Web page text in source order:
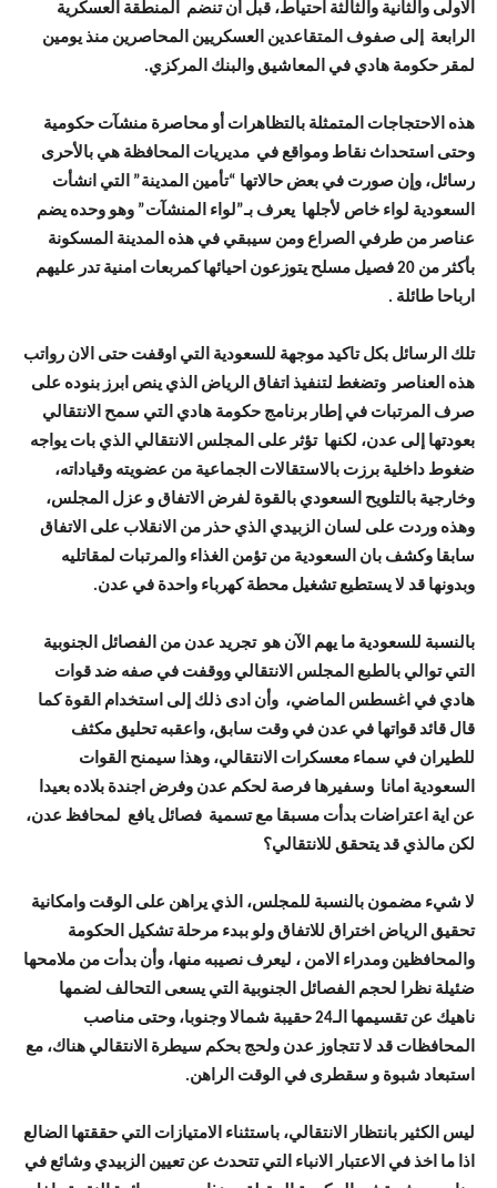
الاولى والثانية والثالثة احتياط، قبل أن تنضم المنطقة العسكرية
الرابعة إلى صفوف المتقاعدين العسكريين المحاصرين منذ يومين
لمقر حكومة هادي في المعاشيق والبنك المركزي.
هذه الاحتجاجات المتمثلة بالتظاهرات أو محاصرة منشآت حكومية
وحتى استحداث نقاط ومواقع في مديريات المحافظة هي بالأحرى
رسائل، وإن صورت في بعض حالاتها “تأمين المدينة” التي انشأت
السعودية لواء خاص لأجلها يعرف بـ”لواء المنشآت” وهو وحده يضم
عناصر من طرفي الصراع ومن سيبقي في هذه المدينة المسكونة
بأكثر من 20 فصيل مسلح يتوزعون احيائها كمربعات امنية تدر عليهم
ارباحا طائلة .
تلك الرسائل بكل تاكيد موجهة للسعودية التي اوقفت حتى الان رواتب
هذه العناصر وتضغط لتنفيذ اتفاق الرياض الذي ينص ابرز بنوده على
صرف المرتبات في إطار برنامج حكومة هادي التي سمح الانتقالي
بعودتها إلى عدن، لكنها تؤثر على المجلس الانتقالي الذي بات يواجه
ضغوط داخلية برزت بالاستقالات الجماعية من عضويته وقياداته،
وخارجية بالتلويح السعودي بالقوة لفرض الاتفاق و عزل المجلس،
وهذه وردت على لسان الزبيدي الذي حذر من الانقلاب على الاتفاق
سابقا وكشف بان السعودية من تؤمن الغذاء والمرتبات لمقاتليه
وبدونها قد لا يستطيع تشغيل محطة كهرباء واحدة في عدن.
بالنسبة للسعودية ما يهم الآن هو تجريد عدن من الفصائل الجنوبية
التي توالي بالطبع المجلس الانتقالي ووقفت في صفه ضد قوات
هادي في اغسطس الماضي، وأن ادى ذلك إلى استخدام القوة كما
قال قائد قواتها في عدن في وقت سابق، واعقبه تحليق مكثف
للطيران في سماء معسكرات الانتقالي، وهذا سيمنح القوات
السعودية امانا وسفيرها فرصة لحكم عدن وفرض اجندة بلاده بعيدا
عن اية اعتراضات بدأت مسبقا مع تسمية فصائل يافع لمحافظ عدن،
لكن مالذي قد يتحقق للانتقالي؟
لا شيء مضمون بالنسبة للمجلس، الذي يراهن على الوقت وامكانية
تحقيق الرياض اختراق للاتفاق ولو ببدء مرحلة تشكيل الحكومة
والمحافظين ومدراء الامن ، ليعرف نصيبه منها، وأن بدأت من ملامحها
ضئيلة نظرا لحجم الفصائل الجنوبية التي يسعى التحالف لضمها
ناهيك عن تقسيمها الـ24 حقيبة شمالا وجنوبا، وحتى مناصب
المحافظات قد لا تتجاوز عدن ولحج بحكم سيطرة الانتقالي هناك، مع
استبعاد شبوة و سقطرى في الوقت الراهن.
ليس الكثير بانتظار الانتقالي، باستثناء الامتيازات التي حققتها الضالع
اذا ما اخذ في الاعتبار الانباء التي تتحدث عن تعيين الزبيدي وشائع في